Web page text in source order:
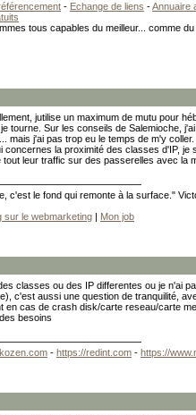
- Echange de liens -Annuaire
tous capables du meilleur... comme du
jutilise un maximum de mutu pour
tourne. Sur les conseils de Salemioche,
mais j'ai pas trop eu le temps de m'y coller.
concernes la proximité des classes d'IP, je
tout leur traffic sur des passerelles avec la
c'est le fond qui remonte à la surface."
sur le webmarketing | Mon job
classes ou des IP differentes ou je n'ai
c'est aussi une question de tranquilité,
en cas de crash disk/carte reseau/carte
besoins
- https://redint.com - https://